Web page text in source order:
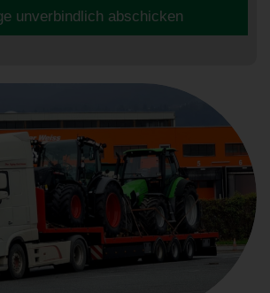
unverbindlich abschicken